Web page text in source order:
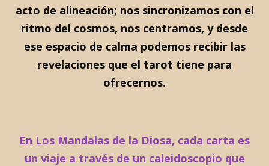
acto de alineación; nos sincronizamos con el
ritmo del cosmos, nos centramos, y desde
ese espacio de calma podemos recibir las
revelaciones que el tarot tiene para
ofrecernos.
En Los Mandalas de la Diosa, cada carta es
un viaje a través de un caleidoscopio que